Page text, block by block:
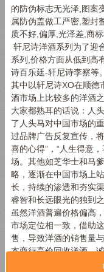
的防伪标志无光泽,图案
属防伪盖做工严密,塑封
质不好,偏厚,光泽差,商标
轩尼诗洋酒系列为了迎
系列,价格方面从低到高
诗百乐廷-轩尼诗李察等。
其中以轩尼诗XO在顺德
酒市场上比较多的洋酒之
大家都熟耳的话说：人
了人头马对中国市场的
过品牌广告反复宣传，
喜的心得”，“人生得意
场。其他如芝华士和马
略，逐渐在中国市场上
长，持续的渗透和夯实
睿智和长远眼光的独到
虽然洋酒普遍价格偏高
市场定位相一致，借助
售，导致洋酒的销售量
本商行高价回收洋酒，